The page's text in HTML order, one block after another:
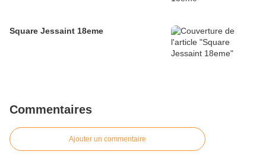
Square Jessaint 18eme
Commentaires
Ajouter un commentaire